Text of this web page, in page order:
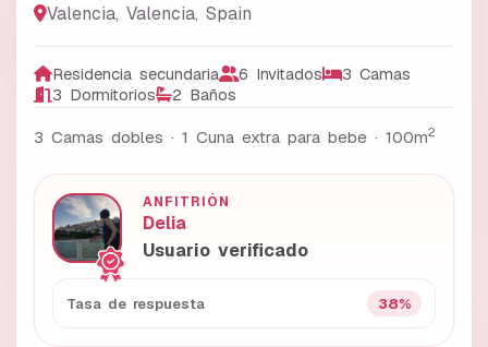
Valencia, Valencia, Spain
Residencia secundaria 6 Invitados
3 Camas
3 Dormitorios
2 Baños
3 Camas dobles · 1 Cuna extra para bebe · 100m2
ANFITRIÓN
Delia
Usuario verificado
Tasa de respuesta 38%